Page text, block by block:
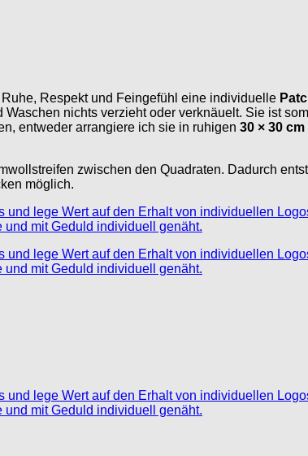
Respekt und Feingefühl eine individuelle
nichts verzieht oder verknäuelt. Sie ist
entweder arrangiere ich sie in ruhigen 30 × 30
zwischen den Quadraten. Dadurch
möglich.